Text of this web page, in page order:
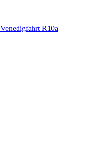
Venedigfahrt R10a